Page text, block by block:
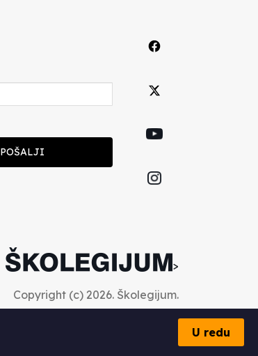
POŠALJI
>
Copyright (c) 2026. Školegijum.
U redu